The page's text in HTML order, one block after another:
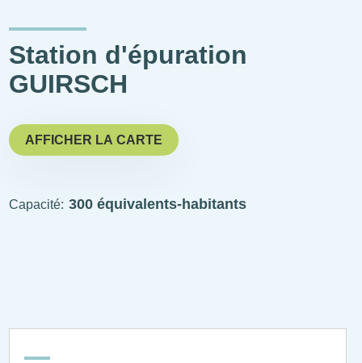
Station d'épuration
GUIRSCH
AFFICHER LA CARTE
visitable
Capacité 300 équivalents-habitants